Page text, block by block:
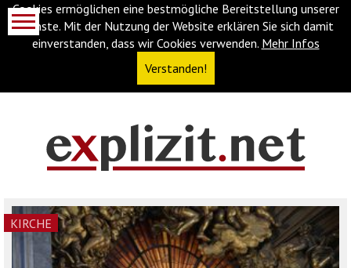
Cookies ermöglichen eine bestmögliche Bereitstellung unserer
Dienste. Mit der Nutzung der Website erklären Sie sich damit
einverstanden, dass wir Cookies verwenden. Mehr Infos
Verstanden!
(Accesskey
'1')Zur
Navigation
KIRCHE